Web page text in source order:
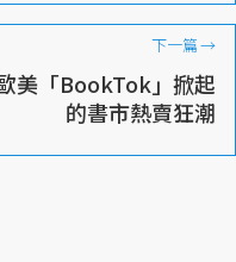
下一篇→
美「BookTok」掀起
的書市熱賣狂潮